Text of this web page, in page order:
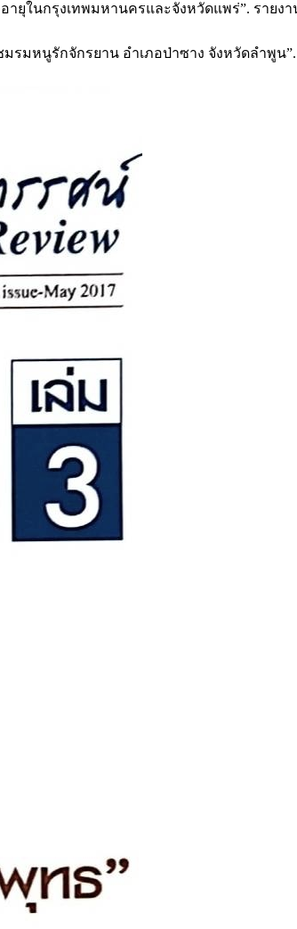
ในกรุงเทพมหานครและจังหวัดแพร่”. รายง
มหนูรักจักรยาน อำเภอป่าซาง จังหวัดลำพูน